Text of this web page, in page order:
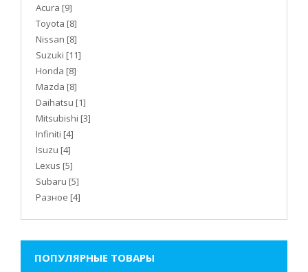
Acura [9]
Toyota [8]
Nissan [8]
Suzuki [11]
Honda [8]
Mazda [8]
Daihatsu [1]
Mitsubishi [3]
Infiniti [4]
Isuzu [4]
Lexus [5]
Subaru [5]
Разное [4]
ПОПУЛЯРНЫЕ ТОВАРЫ